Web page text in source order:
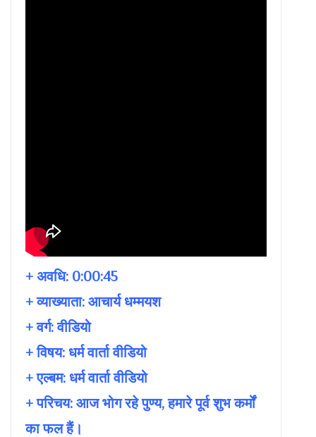
+ अवधि: 0:00:45
+ व्याख्याता: आचार्य धम्मयश
+ वर्ग: वीडियो
+ विषय: धर्म वार्ता वीडियो
+ एल्बम: धर्म वार्ता वीडियो
+ परिचय: आज भोग रहे पुण्य, हमारे पूर्व शुभ कर्मों
का फल हैं।